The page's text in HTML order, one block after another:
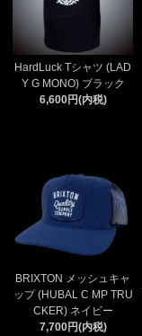
HardLuck Tシャツ (LAD
Y G MONO) ブラック
6,600円(内税)
BRIXTON メッシュキャ
ップ (HUBAL C MP TRU
CKER) ネイビー
7,700円(内税)